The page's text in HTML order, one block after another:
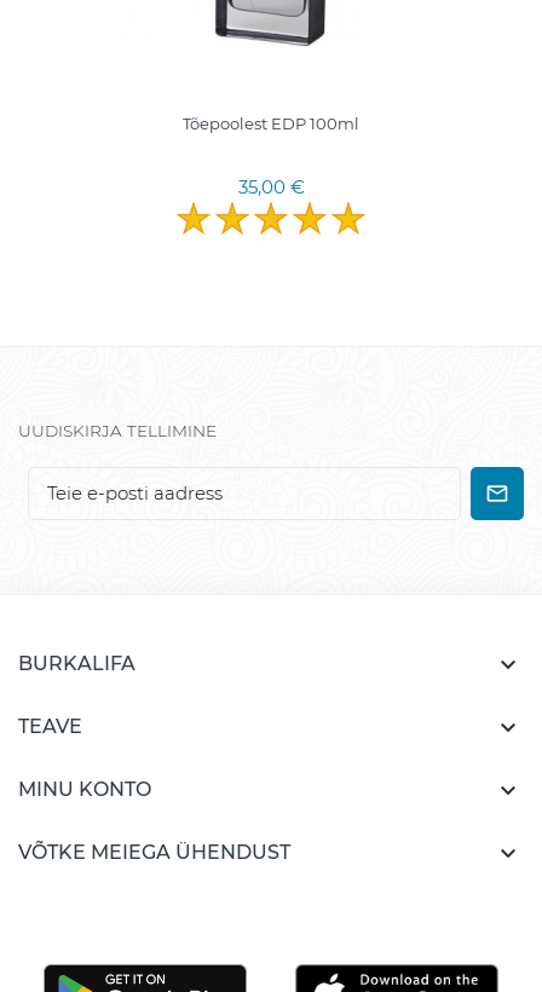
Tõepoolest EDP 100ml
35,00 €
UUDISKIRJA TELLIMINE
BURKALIFA 
TEAVE 
MINU KONTO 
VÕTKE MEIEGA ÜHENDUST 